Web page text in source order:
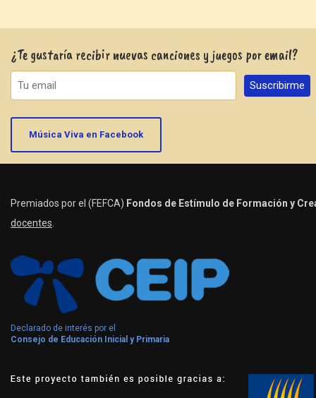
¿Te gustaría recibir nuevas canciones y juegos por email?
Música Viva en Facebook
Premiados por el (FEFCA) Fondos de Estímulo de Formación y
docentes
Declarado de interés por el
Consejo de Educación Inicial y Primaria